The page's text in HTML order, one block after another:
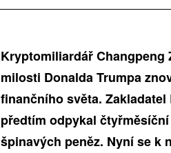
Kryptomiliardář Changpeng
milosti Donalda Trumpa
finančního světa.
předtím odpykal
špinavých peněz. Nyní se k